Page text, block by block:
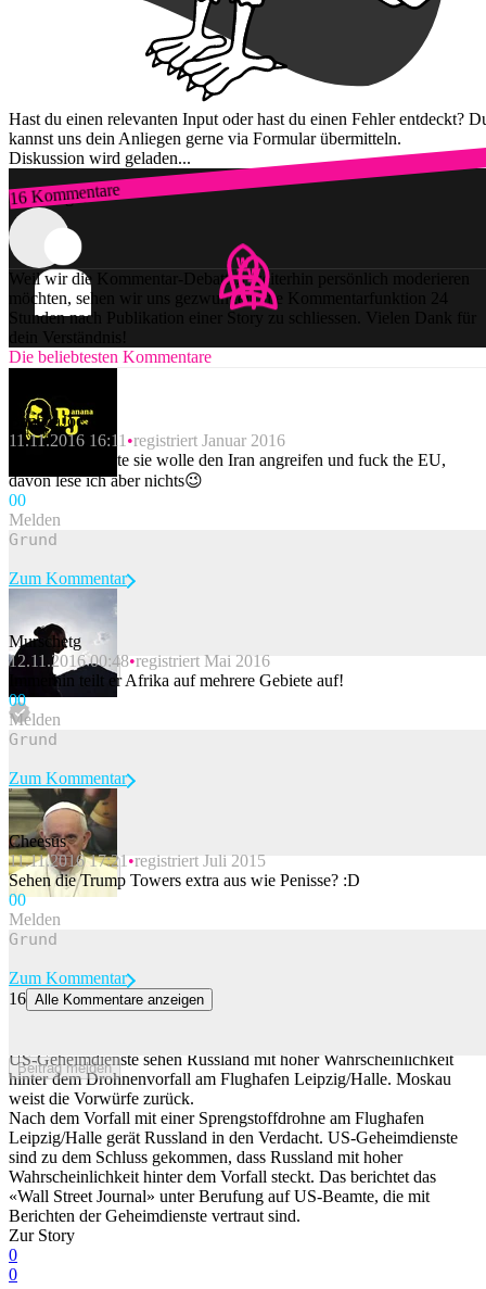
Hast du einen relevanten Input oder hast du einen Fehler entdeckt?
kannst uns dein Anliegen gerne via Formular übermitteln.
Diskussion wird geladen...
16 Kommentare
Zum Login
Weil wir die Kommentar-Debatten weiterhin persönlich moderieren
möchten, sehen wir uns gezwungen, die Kommentarfunktion 24
Stunden nach Publikation einer Story zu schliessen. Vielen Dank für
dein Verständnis!
Die beliebtesten Kommentare
BananaJoe
11.11.2016 16:11 registriert Januar 2016
und Clinton sagte sie wolle den Iran angreifen und fuck the EU,
davon lese ich aber nichts😉
00
Melden
Beitrag melden
Zum Kommentar
Murschetg
12.11.2016 00:48 registriert Mai 2016
Immerhin teilt er Afrika auf mehrere Gebiete auf!
00
Melden
Beitrag melden
Zum Kommentar
Cheesus
11.11.2016 17:21 registriert Juli 2015
Sehen die Trump Towers extra aus wie Penisse? :D
00
Melden
Beitrag melden
Zum Kommentar
16 Alle Kommentare anzeigen
US-Geheimdienste sehen Russland mit hoher Wahrscheinlichkeit
hinter dem Drohnenvorfall am Flughafen Leipzig/Halle. Moskau
weist die Vorwürfe zurück.
Nach dem Vorfall mit einer Sprengstoffdrohne am Flughafen
Leipzig/Halle gerät Russland in den Verdacht. US-Geheimdienste
sind zu dem Schluss gekommen, dass Russland mit hoher
Wahrscheinlichkeit hinter dem Vorfall steckt. Das berichtet das
«Wall Street Journal» unter Berufung auf US-Beamte, die mit
Berichten der Geheimdienste vertraut sind.
Zur Story
0
0